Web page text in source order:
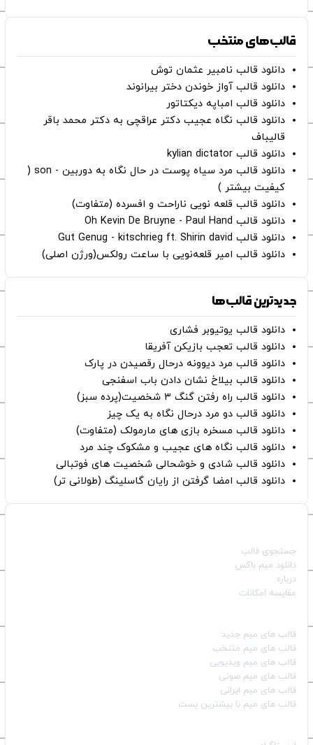
قالب‌های منتخب
دانلود قالب نامبیر عثمان ‌توش
دانلود قالب آواز خوندن دختر بیرانوند
دانلود قالب امباپه دیکتاتور
دانلود قالب نگاه عجیب دکتر عراقچی به دکتر محمد باقر
قالیباف
دانلود قالب kylian dictator
دانلود قالب مرد سیاه پوست در حال نگاه به دوربین - son (
کیفیت بیشتر )
دانلود قالب قلعه نویی ناراحت و افسرده (متفاوت)
دانلود قالب Oh Kevin De Bruyne - Paul Hand
دانلود قالب Gut Genug - kitschrieg ft. Shirin david
دانلود قالب امیر قلعه‌نویی با ساعت رولکس(ورژن اصلی)
جدیدترین قالب‌ها
دانلود قالب یوتیوبر فشاری
دانلود قالب تعجب بازیکن آفریقا
دانلود قالب مرد دیوونه درحال رقصیدن در پارک
دانلود قالب بیلاخ نشان دادن باب اسفنجی
دانلود قالب راه رفتن گنگ ۳ شخصیت(پرده سبز)
دانلود قالب دو مرد درحال نگاه به یک چیز
دانلود قالب مسخره بازی های مارمولک (متفاوت)
دانلود قالب نگاه های عجیب و مشکوک چند مرد
دانلود قالب شادی و خوشحالی شخصیت های فوتبالی
دانلود قالب امضا گرفتن از رایان گاسلینگ (طولانی تر)
جستجوی قالب
دانلود میم باکس
درباره
مقایسه امکانات
قالب‌ های میم جدید
قالب‌ های میم منتخب
قالب‌ های میم ویدیویی
قالب‌ های میم صوتی
قالب‌ های میم ایرانی
قالب‌ های میم با بیشترین پست